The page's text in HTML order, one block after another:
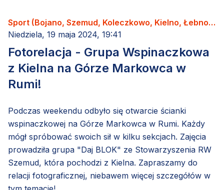
Sport (Bojano, Szemud, Koleczkowo, Kielno, Łebno,
Dobrzewino, Donimierz, Kamień, Będargowo,
Grabowiec, Częstkowo, Głazica, Jeleńska Huta,
Karczemki, Kieleńska Huta, Kowalewo, Leśno,
Łebieńska Huta, Przetoczyno, Rębiska, Szemudzka
Huta, Warzno, Zęblewo)
Niedziela, 19 maja 2024, 19:41
Fotorelacja - Grupa Wspinaczkowa
z Kielna na Górze Markowca w
Rumi!
Podczas weekendu odbyło się otwarcie ścianki
wspinaczkowej na Górze Markowca w Rumi. Każdy
mógł spróbować swoich sił w kilku sekcjach. Zajęcia
prowadziła grupa "Daj BLOK" ze Stowarzyszenia RW
Szemud, która pochodzi z Kielna. Zapraszamy do
relacji fotograficznej, niebawem więcej szczegółów w